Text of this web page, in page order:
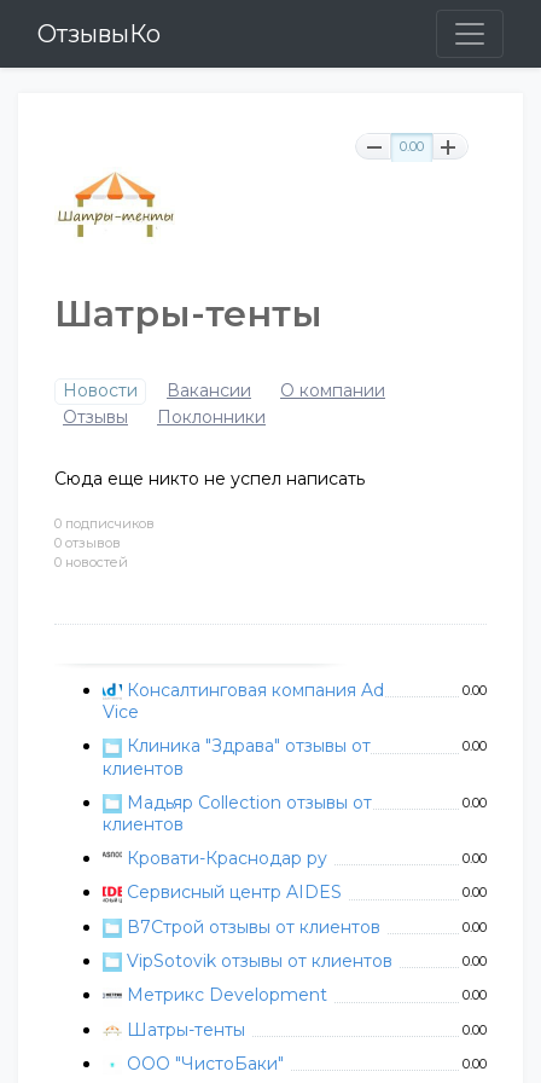
ОтзывыКо
0 подписчиков
0 отзывов
0 новостей
Консалтинговая компания Ad
Vice
0.00
Клиника "Здрава" отзывы от
клиентов
0.00
Мадьяр Collection отзывы от
клиентов
0.00
Кровати-Краснодар ру 0.00
Сервисный центр AIDES 0.00
В7Строй отзывы от клиентов 0.00
VipSotovik отзывы от клиентов 0.00
Метрикс Development 0.00
Шатры-тенты 0.00
ООО "ЧистоБаки" 0.00
0.00
Шатры-тенты
Новости Вакансии
О компании
Отзывы
Поклонники
Сюда еще никто не успел написать